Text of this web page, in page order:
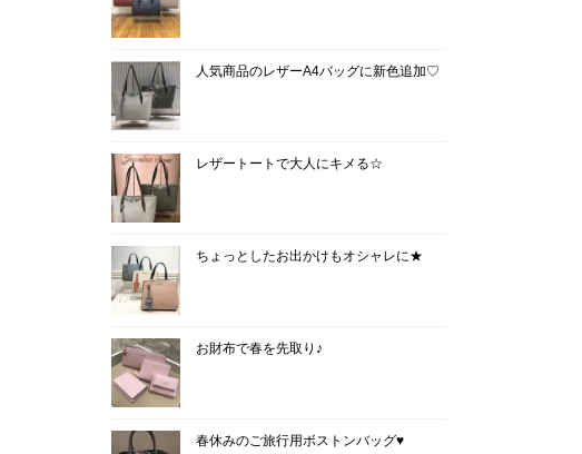
人気商品のレザーA4バッグに新色追加♡
レザートートで大人にキメる☆
ちょっとしたお出かけもオシャレに★
お財布で春を先取り♪
春休みのご旅行用ボストンバッグ♥